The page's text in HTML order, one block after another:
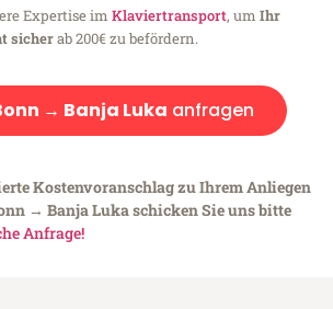
Expertise im Klaviertransport, um Ihr
sicherab 200€ zu befördern.
→ Banja Luka anfragen
Kostenvoranschlag zu Ihrem Anliegen
→ Banja Luka schicken Sie uns bitte
Anfrage!